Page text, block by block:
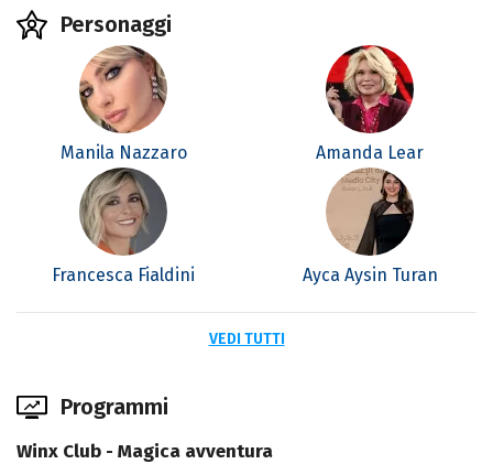
Personaggi
Manila Nazzaro Amanda Lear
Francesca Fialdini Ayca Aysin Turan
VEDI TUTTI
Programmi
Winx Club - Magica avventura